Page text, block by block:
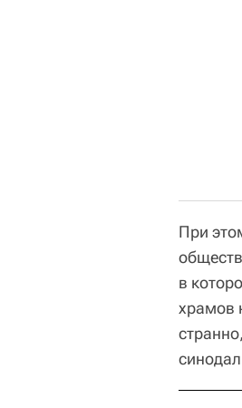
При
в
храмов